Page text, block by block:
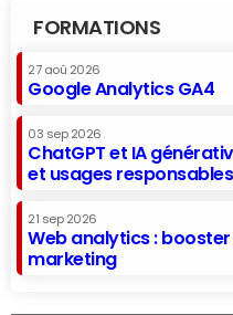
FORMATIONS
27 aoû 2026
Google Analytics GA4
03 sep 2026
ChatGPT et IA
et usages responsables
21 sep 2026
Web analytics :
marketing